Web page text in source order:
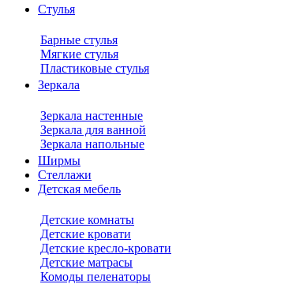
Стулья
Барные стулья
Мягкие стулья
Пластиковые стулья
Зеркала
Зеркала настенные
Зеркала для ванной
Зеркала напольные
Ширмы
Стеллажи
Детская мебель
Детские комнаты
Детские кровати
Детские кресло-кровати
Детские матрасы
Комоды пеленаторы